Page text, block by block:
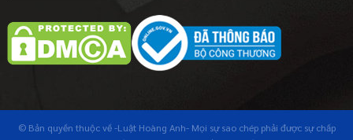
© Bản quyền thuộc về-Luật Hoàng Anh-Mọi sự sao chép phải được sự chấp